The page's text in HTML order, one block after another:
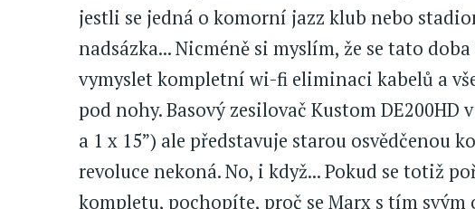
jestli se jedná o komorní jazz klub nebo
nadsázka... Nicméně si myslím, že se tato
vymyslet kompletní wi-fi eliminaci kabelů a
pod nohy. Basový zesilovač Kustom DE200HD
a 1 x 15”) ale představuje starou osvědčenou
revoluce nekoná. No, i když... Pokud se totiž
kompletu, pochopíte, proč se Marx s tím